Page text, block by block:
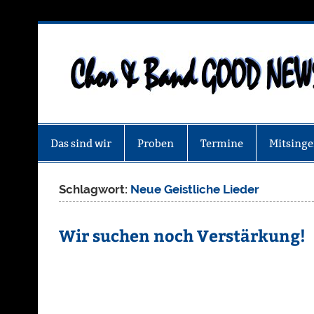
Das sind wir Proben Termine
Schlagwort: Neue Geistliche Lieder
Wir suchen noch Verstärkung!